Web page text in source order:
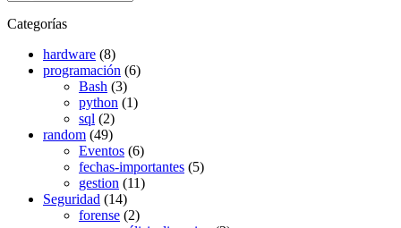
Categorías
hardware (8)
programación (6)
Bash (3)
python (1)
sql (2)
random (49)
Eventos (6)
fechas-importantes (5)
gestion (11)
Seguridad (14)
forense (2)